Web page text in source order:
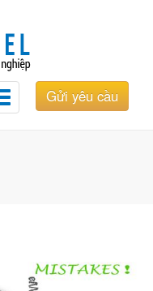
Gửi yêu cầu
Toggle
navigation